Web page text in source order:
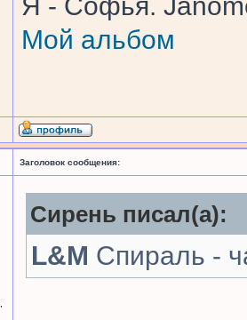
Мой альбом
Заголовок сообщения:
Сирень писал(а):
L&M Спираль -